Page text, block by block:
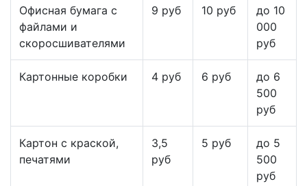
Офисная бумага с
файлами и
скоросшивателями
9 руб 10 руб
до 10
000
руб
Картонные коробки 4 руб 6 руб
до 6
500
руб
Картон с краской,
печатями
3,5
руб
5 руб
до 5
500
руб